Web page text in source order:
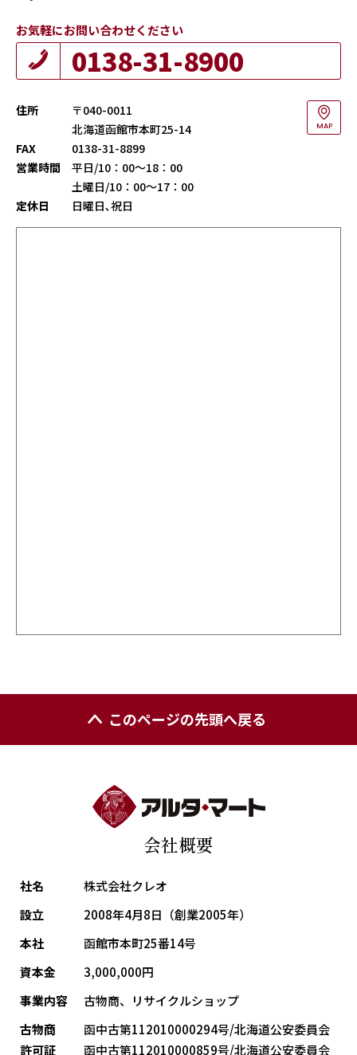
お気軽にお問い合わせください
0138-31-8900
住所
〒040-0011
北海道函館市本町25-14
MAP
FAX
0138-31-8899
営業時間
平日/10：00～18：00
土曜日/10：00～17：00
定休日
日曜日､祝日
このページの先頭へ戻る
会社概要
社名
株式会社クレオ
設立
2008年4月8日（創業2005年）
本社
函館市本町25番14号
資本金
3,000,000円
事業内容
古物商、リサイクルショップ
古物商
許可証
函中古第112010000294号/北海道公安委員会
函中古第112010000859号/北海道公安委員会